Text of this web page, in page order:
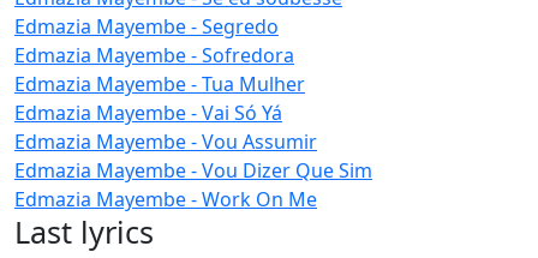
Edmazia Mayembe - Segredo
Edmazia Mayembe - Sofredora
Edmazia Mayembe - Tua Mulher
Edmazia Mayembe - Vai Só Yá
Edmazia Mayembe - Vou Assumir
Edmazia Mayembe - Vou Dizer Que Sim
Edmazia Mayembe - Work On Me
Last lyrics